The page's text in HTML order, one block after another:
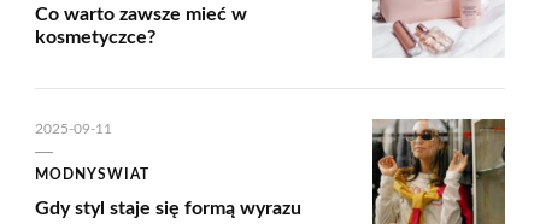
Co warto zawsze mieć w
kosmetyczce?
2025-09-11
MODNYSWIAT
Gdy styl staje się formą wyrazu